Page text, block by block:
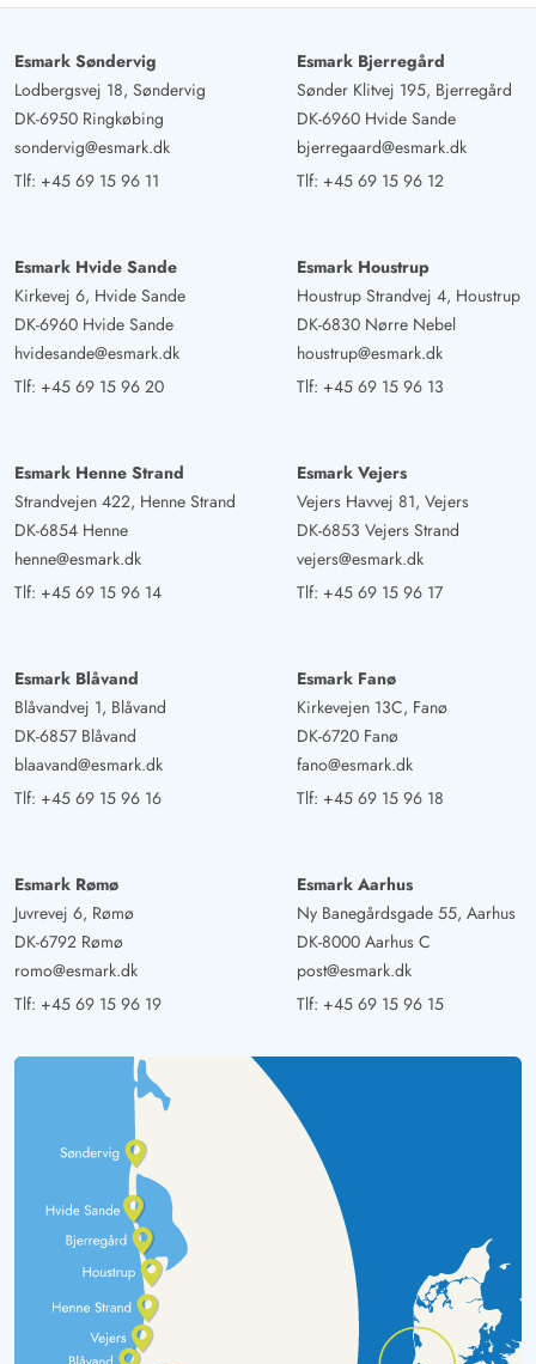
Esmark Søndervig
Lodbergsvej 18, Søndervig
DK-6950 Ringkøbing
sondervig@esmark.dk
Tlf: +45 69 15 96 11
Esmark Bjerregård
Sønder Klitvej 195, Bjerregård
DK-6960 Hvide Sande
bjerregaard@esmark.dk
Tlf: +45 69 15 96 12
Esmark Hvide Sande
Kirkevej 6, Hvide Sande
DK-6960 Hvide Sande
hvidesande@esmark.dk
Tlf: +45 69 15 96 20
Esmark Houstrup
Houstrup Strandvej 4, Houstrup
DK-6830 Nørre Nebel
houstrup@esmark.dk
Tlf: +45 69 15 96 13
Esmark Henne Strand
Strandvejen 422, Henne Strand
DK-6854 Henne
henne@esmark.dk
Tlf: +45 69 15 96 14
Esmark Vejers
Vejers Havvej 81, Vejers
DK-6853 Vejers Strand
vejers@esmark.dk
Tlf: +45 69 15 96 17
Esmark Blåvand
Blåvandvej 1, Blåvand
DK-6857 Blåvand
blaavand@esmark.dk
Tlf: +45 69 15 96 16
Esmark Fanø
Kirkevejen 13C, Fanø
DK-6720 Fanø
fano@esmark.dk
Tlf: +45 69 15 96 18
Esmark Rømø
Juvrevej 6, Rømø
DK-6792 Rømø
romo@esmark.dk
Tlf: +45 69 15 96 19
Esmark Aarhus
Ny Banegårdsgade 55, Aarhus
DK-8000 Aarhus C
post@esmark.dk
Tlf: +45 69 15 96 15